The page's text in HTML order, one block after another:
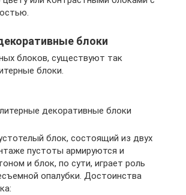
блоки
блоков, существуют так
блоки.
декоративные блоки
блок, состоящий из двух
пустоты армируются и
и блок, по сути, играет роль
опалубки. Достоинства